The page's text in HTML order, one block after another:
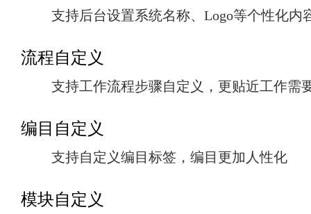
支持后台设置系统名称、Logo等个性化内
流程自定义
支持工作流程步骤自定义，更贴近工作需
编目自定义
支持自定义编目标签，编目更加人性化
模块自定义